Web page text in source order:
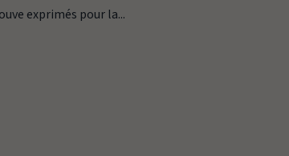
exprimés pour la...